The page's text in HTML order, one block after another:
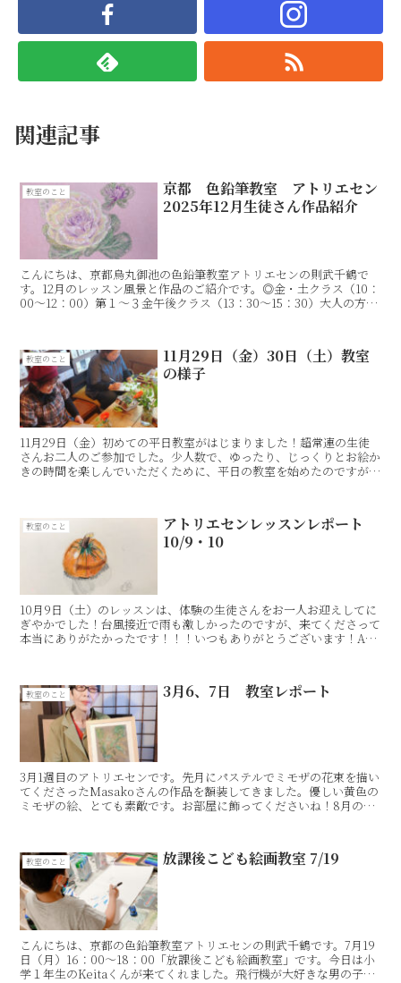
関連記事
教室のこと
京都 色鉛筆教室 アトリエセン
2025年12月生徒さん作品紹介
こんにちは、京都烏丸御池の色鉛筆教室アトリエセンの則武千鶴で
す。12月のレッスン風景と作品のご紹介です。◎金・土クラス（10：
00〜12：00）第１〜３金午後クラス（13：30〜15：30）大人の方対
教室のこと
11月29日（金）30日（土）教室
の様子
11月29日（金）初めての平日教室がはじまりました！超常連の生徒
さんお二人のご参加でした。少人数で、ゆったり、じっくりとお絵か
きの時間を楽しんでいただくために、平日の教室を始めたのですが、
教室のこと
アトリエセンレッスンレポート
10/9・10
10月9日（土）のレッスンは、体験の生徒さんをお一人お迎えしてに
ぎやかでした！台風接近で雨も激しかったのですが、来てくださって
本当にありがたかったです！！！いつもありがとうございます！Aさ
教室のこと 3月6、7日 教室レポート
3月1週目のアトリエセンです。先月にパステルでミモザの花束を描い
てくださったMasakoさんの作品を額装してきました。優しい黄色の
ミモザの絵、とても素敵です。お部屋に飾ってくださいね！8月の作
教室のこと 放課後こども絵画教室 7/19
こんにちは、京都の色鉛筆教室アトリエセンの則武千鶴です。7月19
日（月）16：00〜18：00「放課後こども絵画教室」です。今日は小
学１年生のKeitaくんが来てくれました。飛行機が大好きな男の子な